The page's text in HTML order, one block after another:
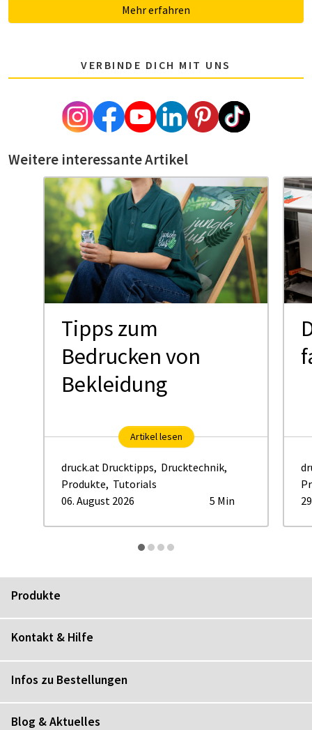
Mehr erfahren
VERBINDE DICH MIT UNS
Weitere interessante Artikel
Tipps zum
Bedrucken von
Bekleidung
Artikel lesen
druck.at Drucktipps, Drucktechnik,
Produkte, Tutorials
06. August 2026
5 Min
Produkte
Kontakt & Hilfe
Infos zu Bestellungen
Blog & Aktuelles